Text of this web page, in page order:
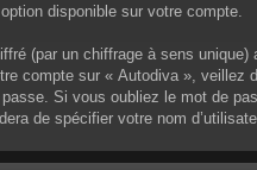
disponible sur votre compte.
(par un chiffrage à sens
compte sur « Autodiva »,
Si vous oubliez le mot de
de spécifier votre nom